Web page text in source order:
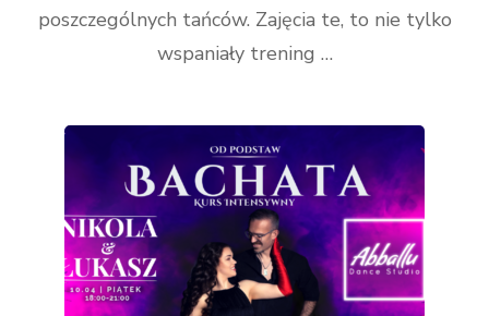
poszczególnych tańców. Zajęcia te, to nie tylko
wspaniały trening …